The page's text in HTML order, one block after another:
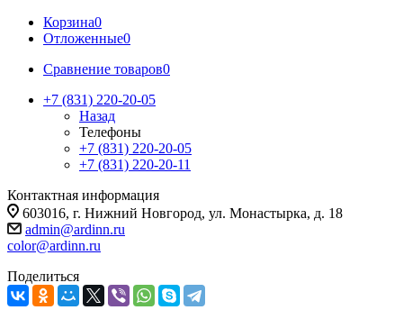
Корзина0
Отложенные0
Сравнение товаров0
+7 (831) 220-20-05
Назад
Телефоны
+7 (831) 220-20-05
+7 (831) 220-20-11
Контактная информация
603016, г. Нижний Новгород, ул. Монастырка, д. 18
admin@ardinn.ru
color@ardinn.ru
Поделиться